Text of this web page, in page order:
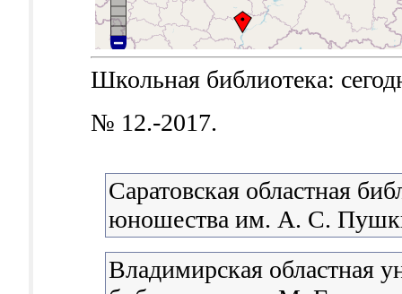
Школьная библиотека:
№ 12.-2017.
Саратовская областная
юношества им. А. С.
Владимирская областная